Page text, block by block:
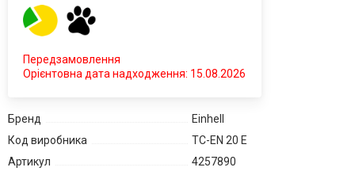
Передзамовлення
Орієнтовна дата надходження: 15.08.2026
Бренд
Einhell
Код виробника
TC-EN 20 E
Артикул
4257890